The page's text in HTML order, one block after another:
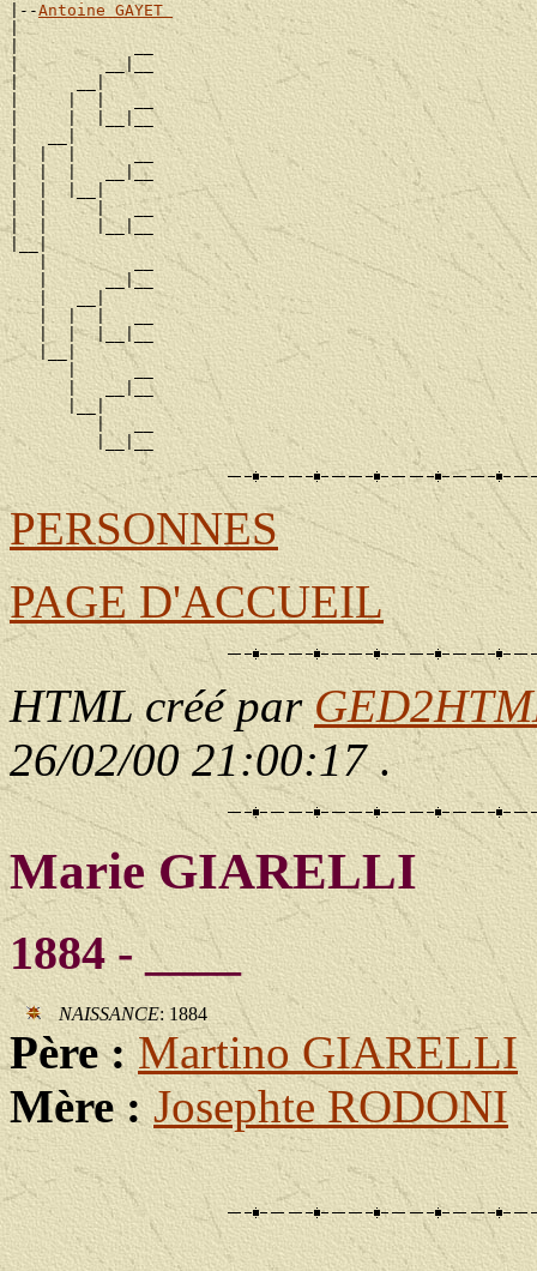
|--Antoine GAYET
|
|            __
|         __|__
|      __|
|     |  |   __
|     |  |__|__
|   __|
|  |  |      __
|  |  |   __|__
|  |  |__|
|  |     |   __
|  |     |__|__
|__|
   |         __
   |      __|__
   |   __|
   |  |  |   __
   |  |  |__|__
   |__|
      |      __
      |   __|__
      |__|
         |   __
PERSONNES
PAGE D'ACCUEIL
HTML créé par
26/02/00 21:00:17.
Marie GIARELLI
1884 - ____
NAISSANCE: 1884
Père :Martino GIARELLI
Mère :Josephte RODONI